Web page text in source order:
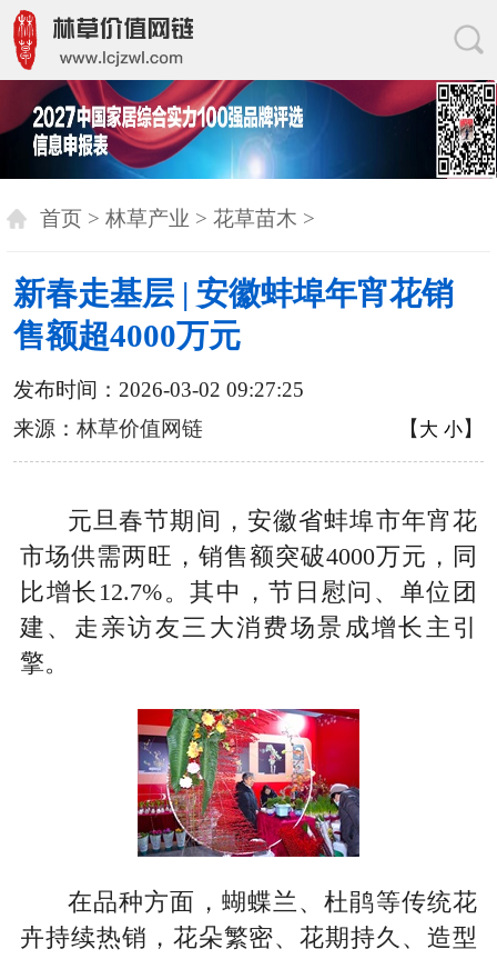
首页 > 林草产业 > 花草苗木 >
新春走基层 | 安徽蚌埠年宵花销
售额超4000万元
发布时间：2026-03-02 09:27:25
来源： 林草价值网链 【 大 小】
元旦春节期间，安徽省蚌埠市年宵花
市场供需两旺，销售额突破4000万元，同
比增长12.7%。其中，节日慰问、单位团
建、走亲访友三大消费场景成增长主引
擎。
在品种方面，蝴蝶兰、杜鹃等传统花
卉持续热销，花朵繁密、花期持久、造型